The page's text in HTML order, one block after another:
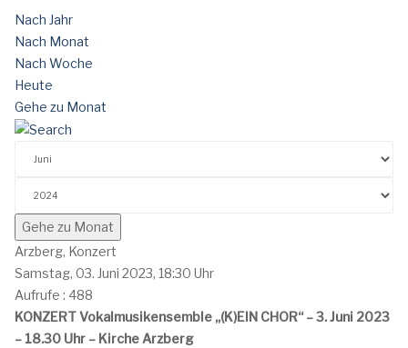
Nach Jahr
Nach Monat
Nach Woche
Heute
Gehe zu Monat
Gehe zu Monat
Arzberg, Konzert
Samstag, 03. Juni 2023, 18:30 Uhr
Aufrufe : 488
KONZERT Vokalmusikensemble „(K)EIN CHOR“ – 3. Juni 2023
– 18.30 Uhr – Kirche Arzberg